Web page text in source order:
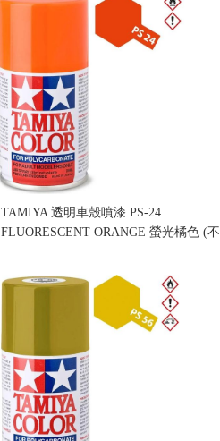
TAMIYA 透明車殼噴漆 PS-24
FLUORESCENT ORANGE 螢光橘色 (不